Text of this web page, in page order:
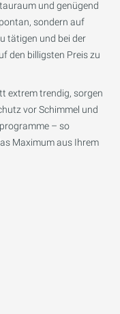
und genügend
sondern auf
tätigen und bei der
den billigsten Preis zu
extrem trendig, sorgen
vor Schimmel und
– so
Maximum aus Ihrem